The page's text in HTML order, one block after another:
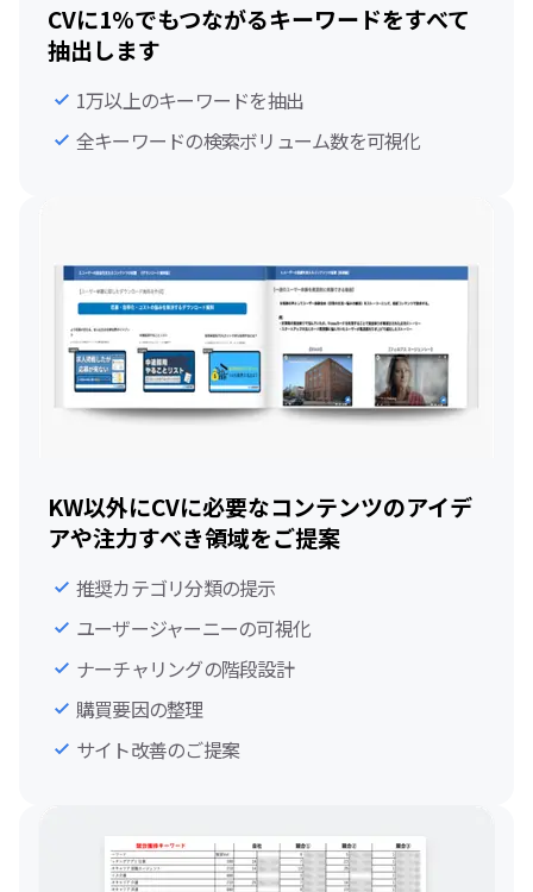
CVに1%でもつながるキーワードをすべて
抽出します
1万以上のキーワードを抽出
全キーワードの検索ボリューム数を可視化
KW以外にCVに必要なコンテンツのアイデ
アや注力すべき領域をご提案
推奨カテゴリ分類の提示
ユーザージャーニーの可視化
ナーチャリングの階段設計
購買要因の整理
サイト改善のご提案